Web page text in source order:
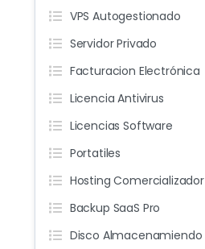
VPS Autogestionado
Servidor Privado
Facturacion Electrónica
Licencia Antivirus
Licencias Software
Portatiles
Hosting Comercializador
Backup SaaS Pro
Disco Almacenamiendo